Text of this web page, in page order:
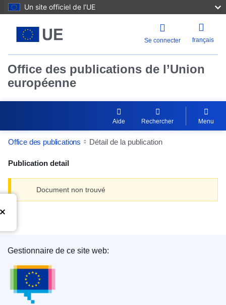
Un site officiel de l’UE
Se connecter français
Office des publications de l’Union
européenne
Aide Rechercher Menu
Office des publications Détail de la publication
Publication detail
Document non trouvé
Office des publications de l’Union européenne
Gestionnaire de ce site web: